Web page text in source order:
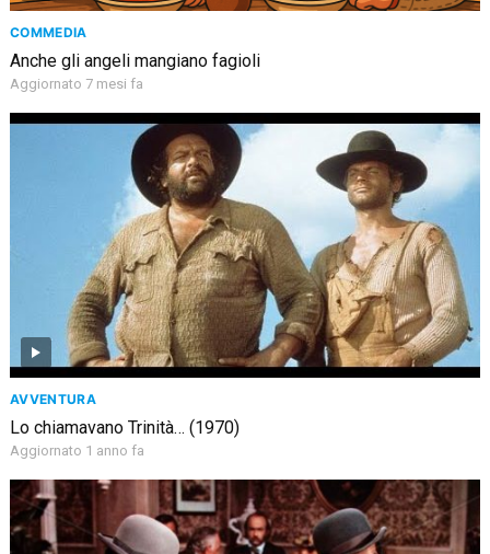
COMMEDIA
Anche gli angeli mangiano fagioli
Aggiornato 7 mesi fa
AVVENTURA
Lo chiamavano Trinità… (1970)
Aggiornato 1 anno fa